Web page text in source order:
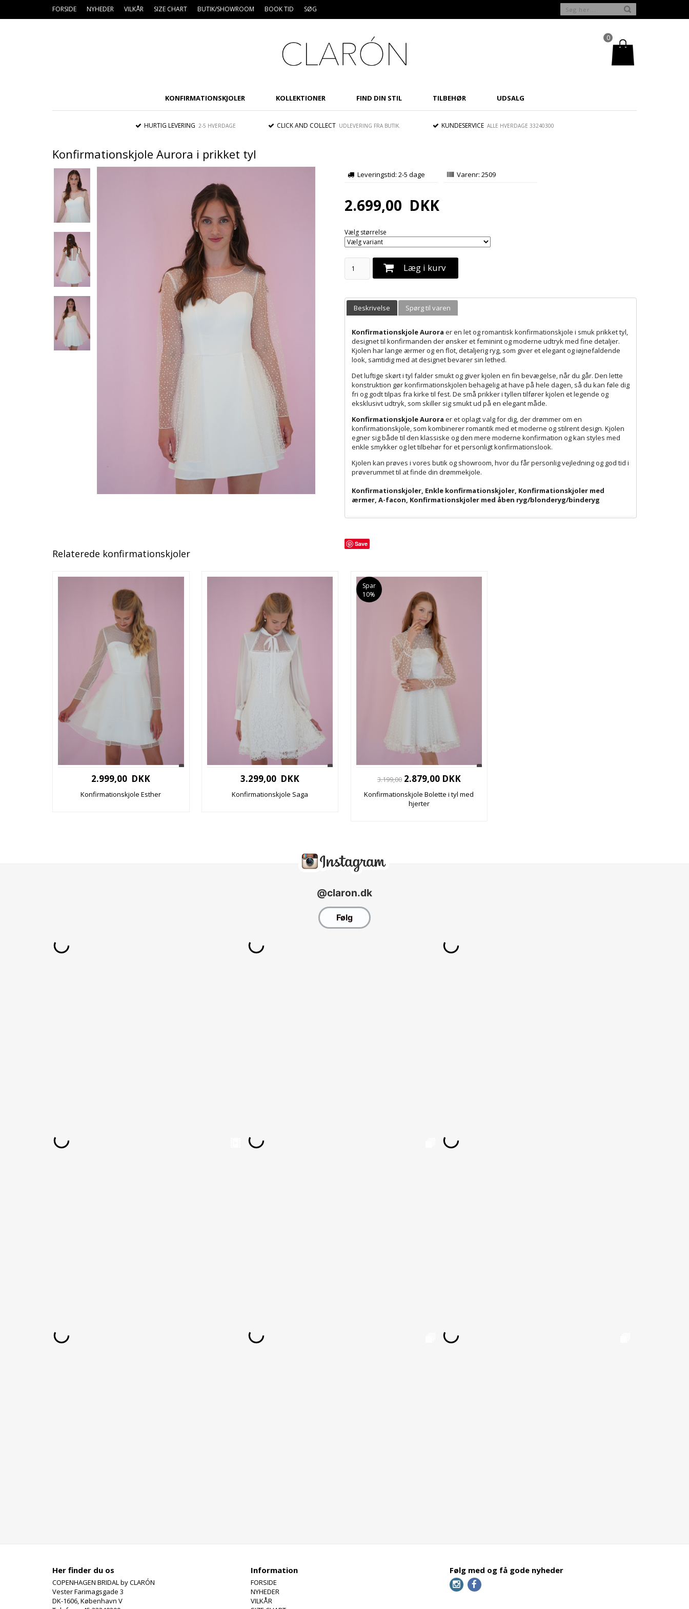
FORSIDE NYHEDER VILKÅR SIZE CHART BUTIK/SHOWROOM BOOK TID SØG
0
KONFIRMATIONSKJOLER KOLLEKTIONER FIND DIN STIL TILBEHØR UDSALG
HURTIG LEVERING 2-5 HVERDAGE CLICK AND COLLECT UDLEVERING FRA BUTIK. KUNDESERVICE ALLE HVERDAGE 33240300
Konfirmationskjole Aurora i prikket tyl
Leveringstid: 2-5 dage Varenr: 2509
2.699,00 DKK
Vælg størrelse
Læg i kurv
Beskrivelse Spørg til varen
Konfirmationskjole Aurora er en let og romantisk konfirmationskjole i smuk prikket tyl,
designet til konfirmanden der ønsker et feminint og moderne udtryk med fine detaljer.
Kjolen har lange ærmer og en flot, detaljerig ryg, som giver et elegant og iøjnefaldende
look, samtidig med at designet bevarer sin lethed.
Det luftige skørt i tyl falder smukt og giver kjolen en fin bevægelse, når du går. Den lette
konstruktion gør konfirmationskjolen behagelig at have på hele dagen, så du kan føle dig
fri og godt tilpas fra kirke til fest. De små prikker i tyllen tilfører kjolen et legende og
eksklusivt udtryk, som skiller sig smukt ud på en elegant måde.
Konfirmationskjole Aurora er et oplagt valg for dig, der drømmer om en
konfirmationskjole, som kombinerer romantik med et moderne og stilrent design. Kjolen
egner sig både til den klassiske og den mere moderne konfirmation og kan styles med
enkle smykker og let tilbehør for et personligt konfirmationslook.
Kjolen kan prøves i vores butik og showroom, hvor du får personlig vejledning og god tid i
prøverummet til at finde din drømmekjole.
Konfirmationskjoler, Enkle konfirmationskjoler, Konfirmationskjoler med
ærmer, A-facon Konfirmationskjoler med åben ryg/blonderyg/binderyg
Save
Relaterede konfirmationskjoler
2.999,00 DKK
Konfirmationskjole Esther
3.299,00 DKK
Konfirmationskjole Saga
Spar
10%
3.199,002.879,00 DKK
Konfirmationskjole Bolette i tyl med
hjerter
Her finder du os
COPENHAGEN BRIDAL by CLARÓN
Vester Farimagsgade 3
DK-1606, København V
Information
FORSIDE
NYHEDER
VILKÅR
Følg med og få gode nyheder